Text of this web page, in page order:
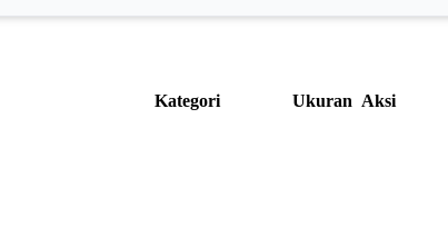
Kategori Ukuran Aksi